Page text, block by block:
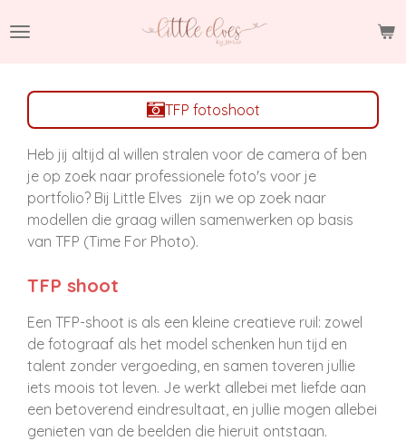
direct
TFP fotoshoot
Heb jij altijd al willen stralen voor de camera of ben
je op zoek naar professionele foto's voor je
portfolio? Bij Little Elves zijn we op zoek naar
modellen die graag willen samenwerken op basis
van TFP (Time For Photo).
TFP shoot
Een TFP-shoot is als een kleine creatieve ruil: zowel
de fotograaf als het model schenken hun tijd en
talent zonder vergoeding, en samen toveren jullie
iets moois tot leven. Je werkt allebei met liefde aan
een betoverend eindresultaat, en jullie mogen allebei
genieten van de beelden die hieruit ontstaan.